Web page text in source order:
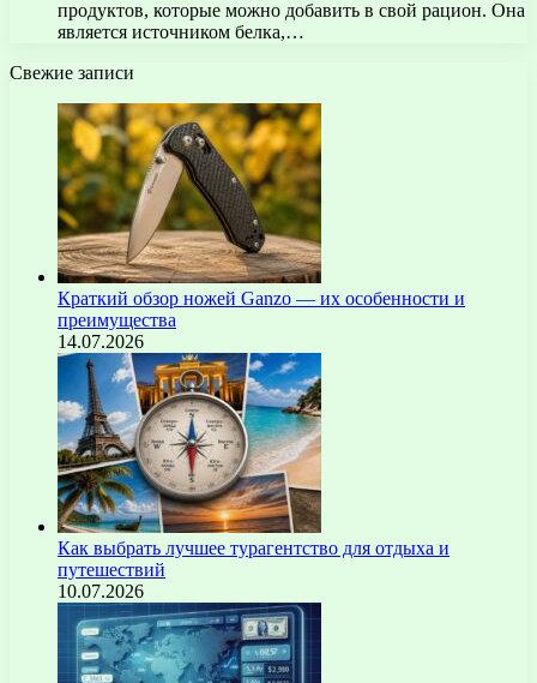
продуктов, которые можно добавить в свой рацион. Она
является источником белка,…
Свежие записи
Краткий обзор ножей Ganzo — их особенности и
преимущества
14.07.2026
Как выбрать лучшее турагентство для отдыха и
путешествий
10.07.2026